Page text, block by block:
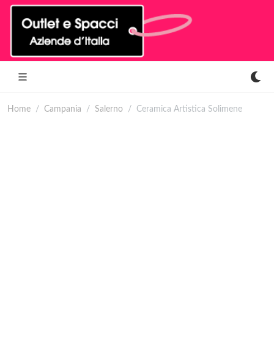
Home Campania Salerno Ceramica Artistica Solimene